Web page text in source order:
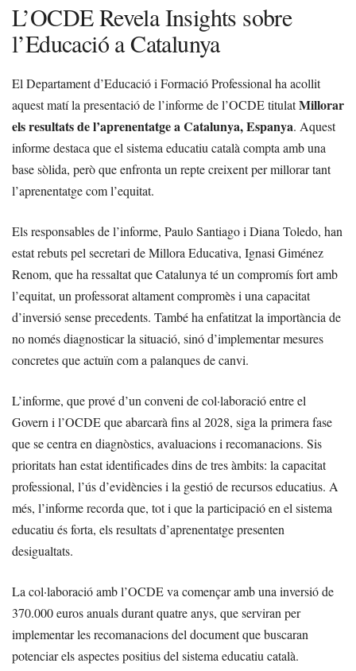
L’OCDE Revela Insights sobre
l’Educació a Catalunya
El Departament d’Educació i Formació Professional ha acollit
aquest matí la presentació de l’informe de l’OCDE titulatMillorar
els resultats de l’aprenentatge a Catalunya, Espanya. Aquest
informe destaca que el sistema educatiu català compta amb una
base sòlida, però que enfronta un repte creixent per millorar tant
l’aprenentatge com l’equitat.
Els responsables de l’informe, Paulo Santiago i Diana Toledo, han
estat rebuts pel secretari de Millora Educativa, Ignasi Giménez
Renom, que ha ressaltat que Catalunya té un compromís fort amb
l’equitat, un professorat altament compromès i una capacitat
d’inversió sense precedents. També ha enfatitzat la importància de
no només diagnosticar la situació, sinó d’implementar mesures
concretes que actuïn com a palanques de canvi.
L’informe, que prové d’un conveni de col·laboració entre el
Govern i l’OCDE que abarcarà fins al 2028, siga la primera fase
que se centra en diagnòstics, avaluacions i recomanacions. Sis
prioritats han estat identificades dins de tres àmbits: la capacitat
professional, l’ús d’evidències i la gestió de recursos educatius. A
més, l’informe recorda que, tot i que la participació en el sistema
educatiu és forta, els resultats d’aprenentatge presenten
desigualtats.
La col·laboració amb l’OCDE va començar amb una inversió de
370.000 euros anuals durant quatre anys, que serviran per
implementar les recomanacions del document que buscaran
potenciar els aspectes positius del sistema educatiu català.